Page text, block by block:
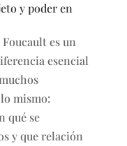
y poder en
es un
esencial
mismo:
qué se
y que relación